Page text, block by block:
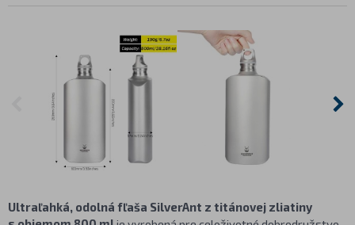
Ultraľahká, odolná fľaša SilverAnt z titánovej zliatiny